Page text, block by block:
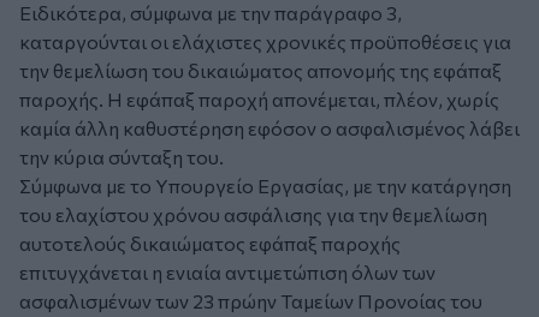
Ειδικότερα, σύμφωνα με την παράγραφο 3,
καταργούνται οι ελάχιστες χρονικές προϋποθέσεις για
την θεμελίωση του δικαιώματος απονομής της εφάπαξ
παροχής. Η εφάπαξ παροχή απονέμεται, πλέον, χωρίς
καμία άλλη καθυστέρηση εφόσον ο ασφαλισμένος λάβει
την κύρια σύνταξη του.
Σύμφωνα με το Υπουργείο Εργασίας, με την κατάργηση
του ελαχίστου χρόνου ασφάλισης για την θεμελίωση
αυτοτελούς δικαιώματος εφάπαξ παροχής
επιτυγχάνεται η ενιαία αντιμετώπιση όλων των
ασφαλισμένων των 23 πρώην Ταμείων Προνοίας του